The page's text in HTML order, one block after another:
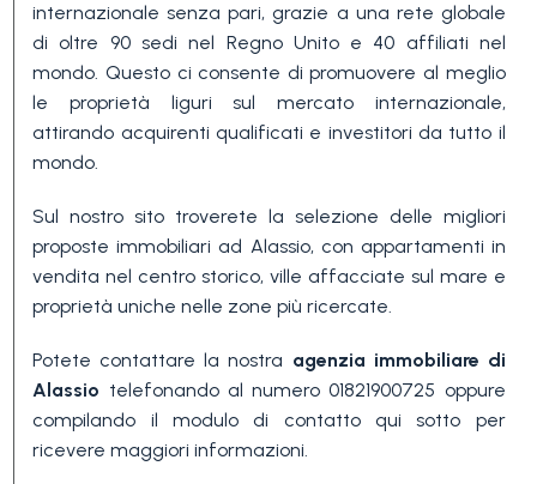
internazionale senza pari, grazie a una rete globale
di oltre 90 sedi nel Regno Unito e 40 affiliati nel
mondo. Questo ci consente di promuovere al meglio
le proprietà liguri sul mercato internazionale,
attirando acquirenti qualificati e investitori da tutto il
mondo.
Sul nostro sito troverete la selezione delle migliori
proposte immobiliari ad Alassio, con appartamenti in
vendita nel centro storico, ville affacciate sul mare e
proprietà uniche nelle zone più ricercate.
Potete contattare la nostra agenzia immobiliare di
Alassio telefonando al numero 01821900725 oppure
compilando il modulo di contatto qui sotto per
ricevere maggiori informazioni.
Giardino
Balcone/Terrazzo
Piscina
Vista mare